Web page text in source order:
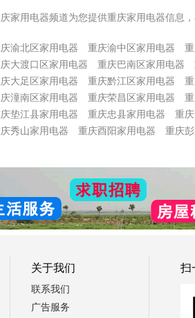
家用电器频道为您提供重庆家用电器信息
渝北区家用电器 重庆渝中区家用电器
大渡口区家用电器
重庆巴南区家用电器
大足区家用电器
重庆黔江区家用电器
潼南区家用电器
重庆荣昌区家用电器
垫江县家用电器
重庆忠县家用电器
重
秀山家用电器
重庆酉阳家用电器 重庆
关于我们
联系我们
广告服务
扫